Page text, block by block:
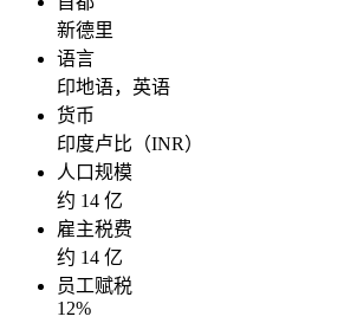
新德里
语言
印地语，英语
货币
印度卢比（INR）
人口规模
约 14 亿
雇主税费
约 14 亿
员工赋税
12%